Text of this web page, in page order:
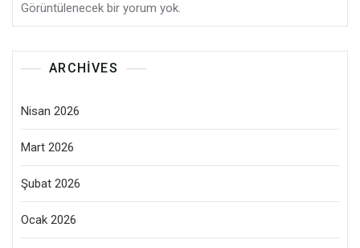
Görüntülenecek bir yorum yok.
ARCHIVES
Nisan 2026
Mart 2026
Şubat 2026
Ocak 2026